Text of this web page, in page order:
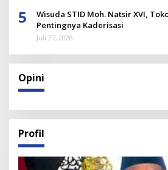
5
Wisuda STID Moh. Natsir XVI,
Pentingnya Kaderisasi
Juli 27, 2026
Opini
Profil